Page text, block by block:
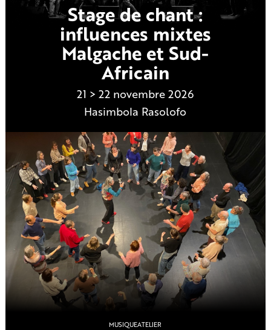
Stage de chant :
influences mixtes
Malgache et Sud-
Africain
21 > 22 novembre 2026
Hasimbola Rasolofo
MUSIQUEATELIER